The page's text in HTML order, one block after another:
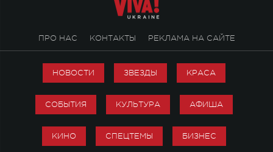
ПРО НАС КОНТАКТЫ РЕКЛАМА НА САЙТЕ
НОВОСТИ ЗВЕЗДЫ КРАСА
СОБЫТИЯ КУЛЬТУРА АФИША
КИНО СПЕЦТЕМЫ БИЗНЕС